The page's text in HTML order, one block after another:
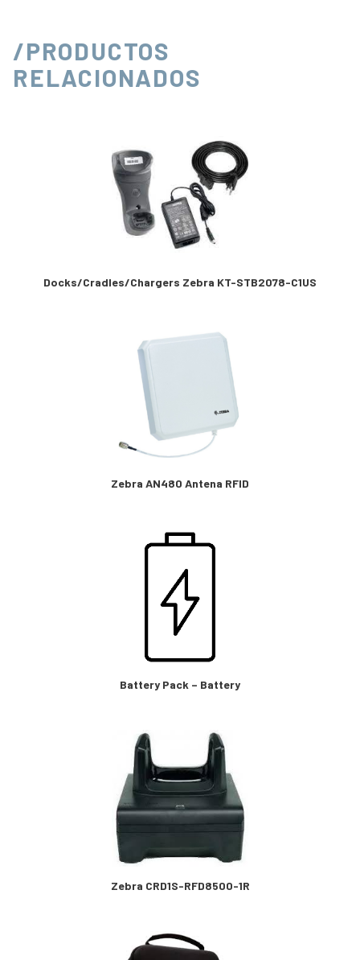
/PRODUCTOS
RELACIONADOS
Docks/Cradles/Chargers Zebra KT-STB2078-C1US
Zebra AN480 Antena RFID
Battery Pack – Battery
Zebra CRD1S-RFD8500-1R